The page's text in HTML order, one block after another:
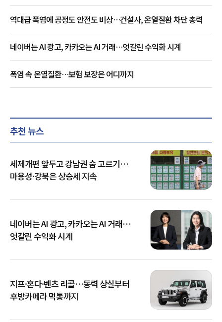
역대급 폭염에 공정도 안전도 비상…건설사, 온열질환 차단 총력
네이버는 AI 광고, 카카오는 AI 거래…엇갈린 수익화 시계
폭염 속 온열질환…보험 보장은 어디까지
추천 뉴스
세제개편 앞두고 강남권 숨 고르기…
마용성·강북은 상승세 지속
네이버는 AI 광고, 카카오는 AI 거래…
엇갈린 수익화 시계
지프·혼다·벤츠 리콜…동력 상실부터
후방카메라 먹통까지